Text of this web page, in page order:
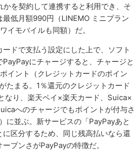
かを契約して連携すると利用でき、そ
低月額990円（LINEMO ミニプラン
イモバイルも同額）だ。
ドで支払う設定にした上で、ソフト
にチャージすると、チャージと
イント（クレジットカードのポイン
たまる。1％還元のクレジットカード
なり、楽天ペイ×楽天カード、Suica×
へのチャージでもポイントが付与さ
に並ぶ。新サービスの「PayPayあと
区分するため、同じ残高払いなら還
プンさがPayPayの特徴だ。